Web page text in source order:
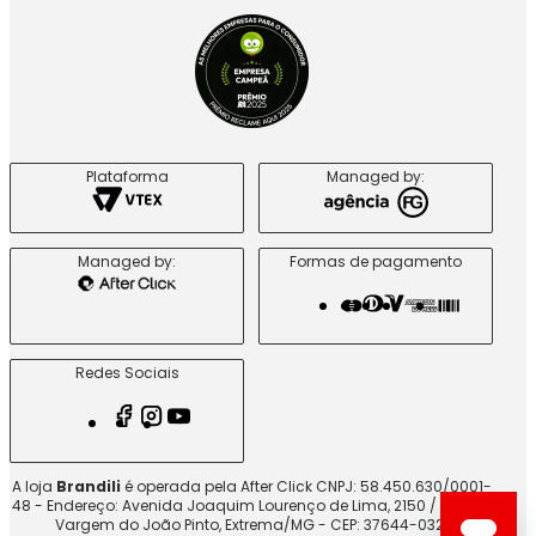
Plataforma Managed by:
Managed by: Formas de pagamento
Redes Sociais
A loja Brandili é operada pela After Click CNPJ: 58.450.630/0001-
48 - Endereço: Avenida Joaquim Lourenço de Lima, 2150 / G5-A -
Vargem do João Pinto, Extrema/MG - CEP: 37644-032.